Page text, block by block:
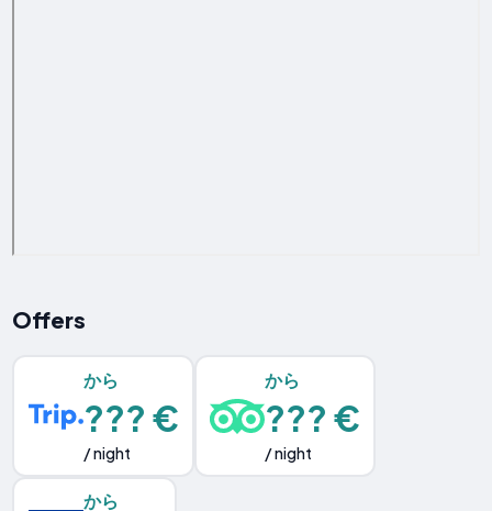
Offers
から
??? €
/ night
から
??? €
/ night
から